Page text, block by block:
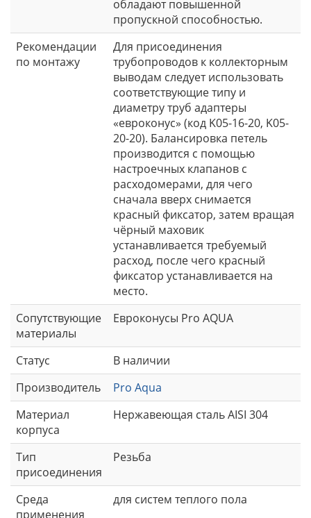
обладают повышенной
пропускной способностью.
Рекомендации
по монтажу
Для присоединения
трубопроводов к коллекторным
выводам следует использовать
соответствующие типу и
диаметру труб адаптеры
«евроконус» (код K05-16-20, K05-
20-20). Балансировка петель
производится с помощью
настроечных клапанов с
расходомерами, для чего
сначала вверх снимается
красный фиксатор, затем вращая
чёрный маховик
устанавливается требуемый
расход, после чего красный
фиксатор устанавливается на
место.
Сопутствующие
материалы
Евроконусы Рro AQUA
Статус
В наличии
Производитель
Pro Aqua
Материал
корпуса
Нержавеющая сталь AISI 304
Тип
присоединения
Резьба
Среда
применения
для систем теплого пола